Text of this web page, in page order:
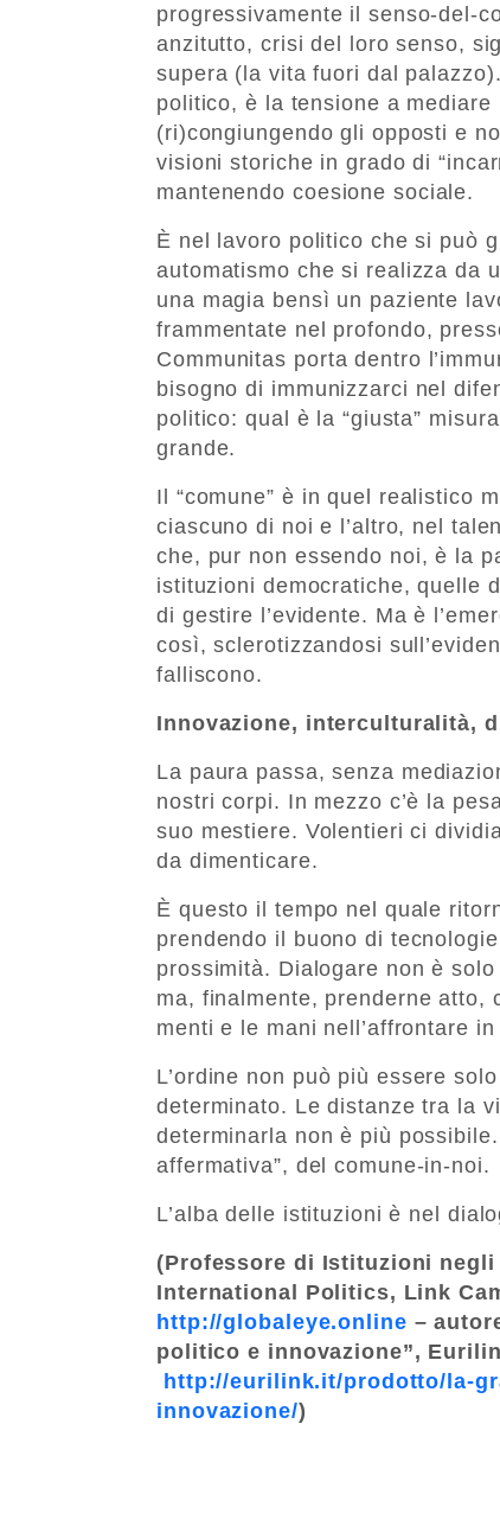
progressivamente il senso-del-
anzitutto, crisi del loro senso,
supera (la vita fuori dal
politico, è la tensione a
(ri)congiungendo gli opposti e
visioni storiche in grado di
mantenendo coesione sociale.
È nel lavoro politico che si può
automatismo che si realizza da
una magia bensì un paziente
frammentate nel profondo,
Communitas porta dentro
bisogno di immunizzarci nel
politico: qual è la “giusta”
grande.
Il “comune” è in quel realistico
ciascuno di noi e l’altro, nel
che, pur non essendo noi, è la
istituzioni democratiche, quelle
di gestire l’evidente. Ma è
così, sclerotizzandosi
falliscono.
Innovazione, interculturalità,
La paura passa, senza
nostri corpi. In mezzo c’è la
suo mestiere. Volentieri ci
da dimenticare.
È questo il tempo nel quale
prendendo il buono di
prossimità. Dialogare non è
ma, finalmente, prenderne atto,
menti e le mani nell’affrontare
L’ordine non può più essere
determinato. Le distanze tra la
determinarla non è più
affermativa”, del comune-in-noi.
L’alba delle istituzioni è nel
(Professore di Istituzioni
International Politics, Link
http://globaleye.online –
politico e innovazione”,
http://eurilink.it/prodotto/la-
innovazione/)